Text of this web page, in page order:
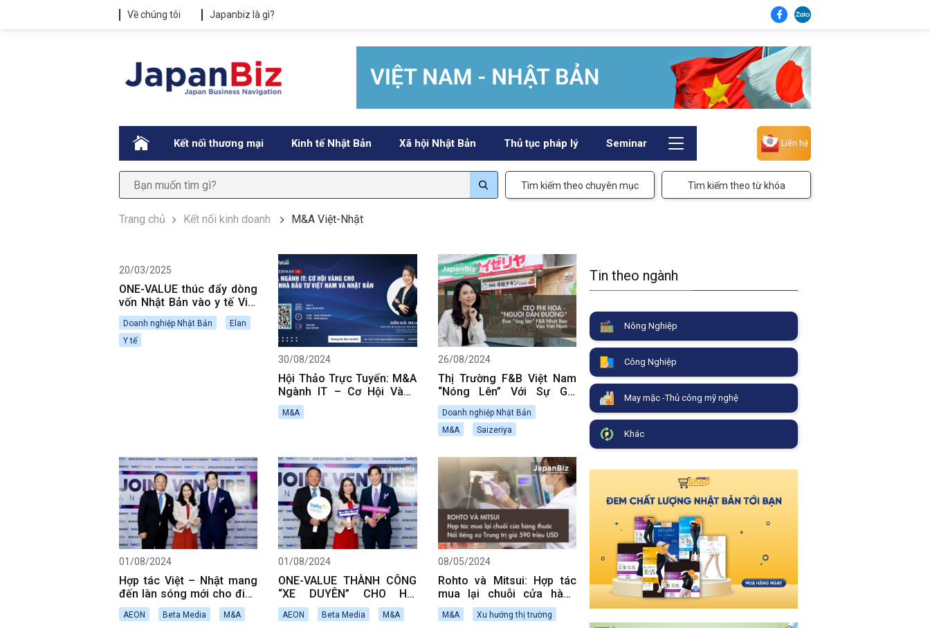
Về chúng tôi Japanbiz là gì?
. Kết nối thương mại Kinh tế Nhật Bản Xã hội Nhật Bản Thủ tục pháp lý Seminar Liên hệ
Tìm kiếm theo chuyên mục Tìm kiếm theo từ khóa
Trang chủ Kết nối kinh doanh M&A Việt-Nhật
20/03/2025
ONE-VALUE thúc đẩy dòng
vốn Nhật Bản vào y tế Việt
Nam thông qua thương vụ
Elan – TMC
Doanh nghiệp Nhật Bản
Elan
Y tế
30/08/2024
Hội Thảo Trực Tuyến: M&A
Ngành IT – Cơ Hội Vàng
Cho Doanh Nghiệp Việt
Nam Và Nhật Bản
M&A
26/08/2024
Thị Trường F&B Việt Nam
“Nóng Lên” Với Sự Gia
Nhập Của Saizeriya
Doanh nghiệp Nhật Bản
M&A
Saizeriya
01/08/2024
Hợp tác Việt – Nhật mang
đến làn sóng mới cho điện
ảnh Việt Nam với 50 rạp
chiếu phim hiện đại
AEON Beta Media M&A
01/08/2024
ONE-VALUE THÀNH CÔNG
“XE DUYÊN” CHO HAI
DOANH NGHIỆP LỚN
NGÀNH ĐIỆN ẢNH VIỆT-
AEON Beta Media M&A
08/05/2024
Rohto và Mitsui: Hợp tác
mua lại chuỗi cửa hàng
thuốc nổi tiếng xứ Trung trị
giá 590 triệu USD
M&A Xu hướng thị trường
Tin theo ngành
Nông Nghiệp
Công Nghiệp
May mặc -Thủ công mỹ nghệ
Khác